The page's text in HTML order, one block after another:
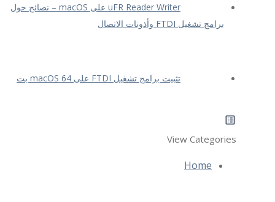
uFR Reader Writer على macOS – نصائح حول
برامج تشغيل FTDI وأذونات الاتصال
تثبيت برامج تشغيل FTDI على macOS 64 بت
View Categories
Home